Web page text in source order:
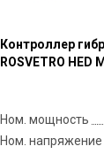
Контроллер
ROSVETRO HED
Ном. мощность
Ном. напряжение